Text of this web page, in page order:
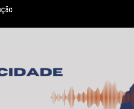
FSFX alerta: hepatite sem